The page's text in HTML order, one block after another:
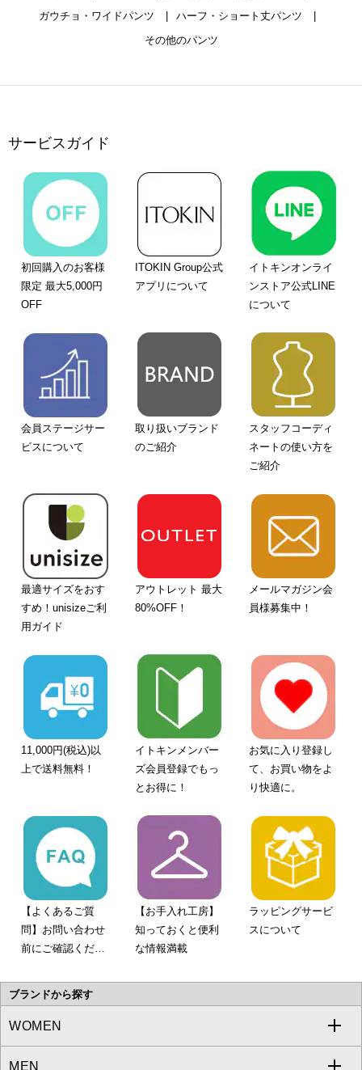
ガウチョ・ワイドパンツ
ハーフ・ショート丈パンツ
その他のパンツ
サービスガイド
初回購入のお客様
限定 最大5,000円
OFF
ITOKIN Group公式
アプリについて
イトキンオンライ
ンストア公式LINE
について
会員ステージサー
ビスについて
取り扱いブランド
のご紹介
スタッフコーディ
ネートの使い方を
ご紹介
最適サイズをおす
すめ！unisizeご利
用ガイド
アウトレット 最大
80%OFF！
メールマガジン会
員様募集中！
11,000円(税込)以
上で送料無料！
イトキンメンバー
ズ会員登録でもっ
とお得に！
お気に入り登録し
て、お買い物をよ
り快適に。
【よくあるご質
問】お問い合わせ
前にご確認くださ
【お手入れ工房】
知っておくと便利
な情報満載
ラッピングサービ
スについて
ブランドから探す
WOMEN
a.v.v
MEN